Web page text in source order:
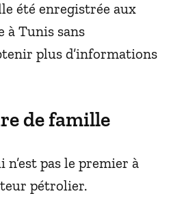
été enregistrée aux
à Tunis sans
plus d’informations
de famille
pas le premier à
pétrolier.